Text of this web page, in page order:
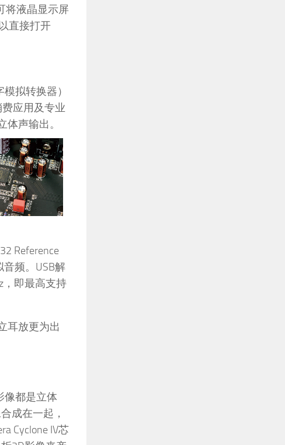
将液晶显示屏
直接打开
拟转换器）
费应用及专业
声输出。
Reference
频。USB解
，即最高支持
耳放更为出
像都是立体
成在一起，
Cyclone IV芯